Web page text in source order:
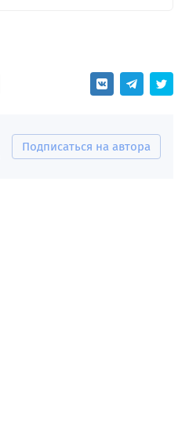
Подписаться на автора